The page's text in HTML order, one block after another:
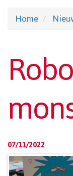
Home
07/11/2022